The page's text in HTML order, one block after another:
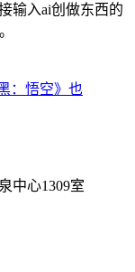
输入ai创做东西的
：悟空》也
中心1309室